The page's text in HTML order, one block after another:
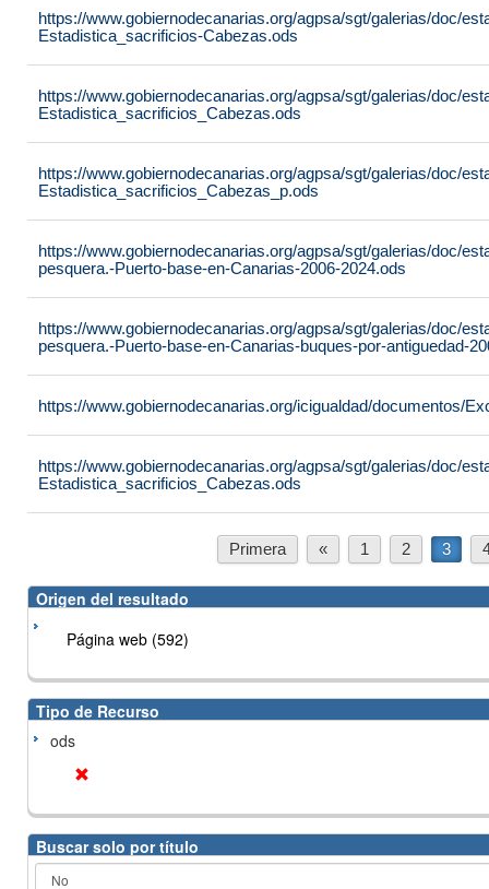
https://www.gobiernodecanarias.org/agpsa/sgt/galerias/doc/
Estadistica_sacrificios-Cabezas.ods
https://www.gobiernodecanarias.org/agpsa/sgt/galerias/doc/
Estadistica_sacrificios_Cabezas.ods
https://www.gobiernodecanarias.org/agpsa/sgt/galerias/doc/
Estadistica_sacrificios_Cabezas_p.ods
https://www.gobiernodecanarias.org/agpsa/sgt/galerias/doc/
pesquera.-Puerto-base-en-Canarias-2006-2024.ods
https://www.gobiernodecanarias.org/agpsa/sgt/galerias/doc/
pesquera.-Puerto-base-en-Canarias-buques-por-antiguedad-
https://www.gobiernodecanarias.org/icigualdad/documentos/
https://www.gobiernodecanarias.org/agpsa/sgt/galerias/doc/
Estadistica_sacrificios_Cabezas.ods
Primera « 1 2 3
Origen del resultado
Página web (592)
Tipo de Recurso
ods
Buscar solo por título